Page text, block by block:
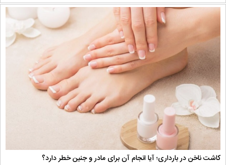
کاشت ناخن در بارداری؛ آیا انجام آن برای مادر و جنین خطر دارد؟